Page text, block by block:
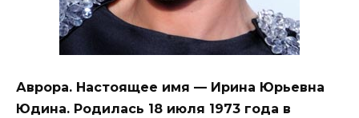
Аврора. Настоящее имя — Ирина Юрьевна
Юдина. Родилась 18 июля 1973 года в